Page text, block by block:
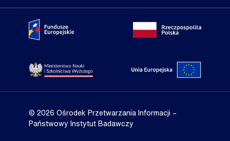
Portal Fundusze Europejskie Portal
Strona Ministerstwa Nauki i Szkolnictwa WyższegoPortal
© 2026 Ośrodek Przetwarzania Informacji –
Państwowy Instytut Badawczy